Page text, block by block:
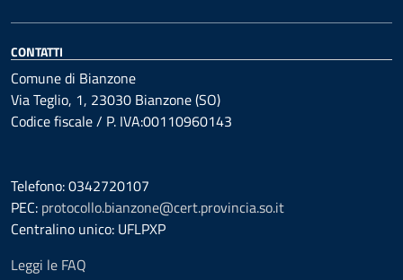
CONTATTI
Comune di Bianzone
Via Teglio, 1, 23030 Bianzone (SO)
Codice fiscale / P. IVA:00110960143
Telefono: 0342720107
PEC: protocollo.bianzone@cert.provincia.so.it
Centralino unico: UFLPXP
Leggi le FAQ